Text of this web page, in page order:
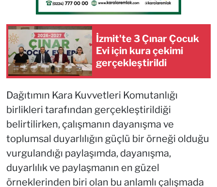
İzmit'te 3 Çınar Çocuk
Evi için kura çekimi
gerçekleştirildi
Dağıtımın Kara Kuvvetleri Komutanlığı
birlikleri tarafından gerçekleştirildiği
belirtilirken, çalışmanın dayanışma ve
toplumsal duyarlılığın güçlü bir örneği olduğu
vurgulandığı paylaşımda, dayanışma,
duyarlılık ve paylaşmanın en güzel
örneklerinden biri olan bu anlamlı çalışmada